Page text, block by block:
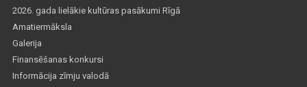
2026. gada lielākie kultūras pasākumi Rīgā
Amatiermāksla
Galerija
Finansēšanas konkursi
Informācija zīmju valodā